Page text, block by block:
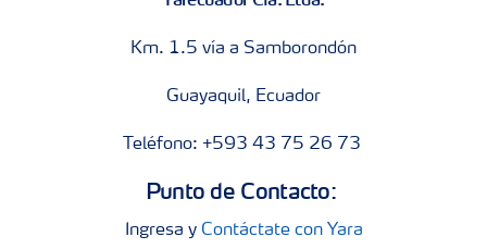
Km. 1.5 vía a Samborondón
Guayaquil, Ecuador
Teléfono: +593 43 75 26 73
Punto de Contacto:
Ingresa y Contáctate con Yara